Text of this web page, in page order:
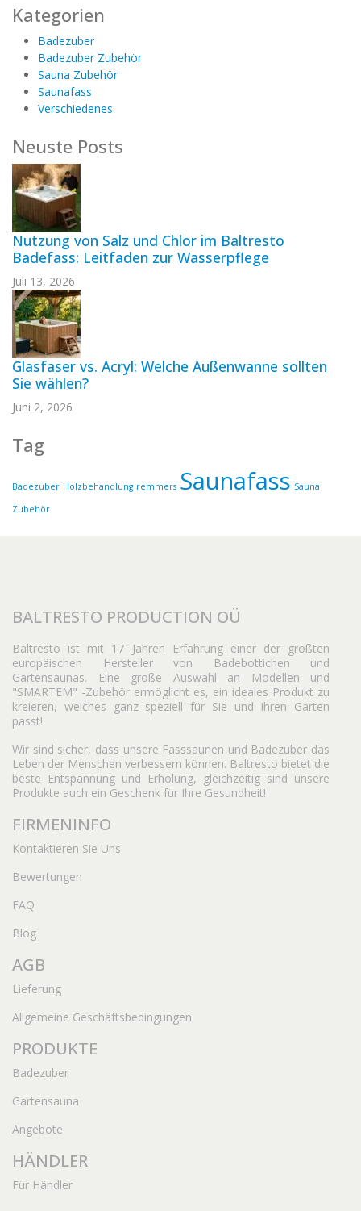
Kategorien
Badezuber
Badezuber Zubehör
Sauna Zubehör
Saunafass
Verschiedenes
Neuste Posts
Nutzung von Salz und Chlor im Baltresto
Badefass: Leitfaden zur Wasserpflege
Juli 13, 2026
Glasfaser vs. Acryl: Welche Außenwanne sollten
Sie wählen?
Juni 2, 2026
Tag
Badezuber Holzbehandlung remmers Saunafass Sauna
Zubehör
BALTRESTO PRODUCTION OÜ
Baltresto ist mit 17 Jahren Erfahrung einer der größten
europäischen Hersteller von Badebottichen und
Gartensaunas. Eine große Auswahl an Modellen und
"SMARTEM" -Zubehör ermöglicht es, ein ideales Produkt zu
kreieren, welches ganz speziell für Sie und Ihren Garten
passt!
Wir sind sicher, dass unsere Fasssaunen und Badezuber das
Leben der Menschen verbessern können. Baltresto bietet die
beste Entspannung und Erholung, gleichzeitig sind unsere
Produkte auch ein Geschenk für Ihre Gesundheit!
FIRMENINFO
Kontaktieren Sie Uns
Bewertungen
FAQ
Blog
AGB
Lieferung
Allgemeine Geschäftsbedingungen
PRODUKTE
Badezuber
Gartensauna
Angebote
HÄNDLER
Für Händler